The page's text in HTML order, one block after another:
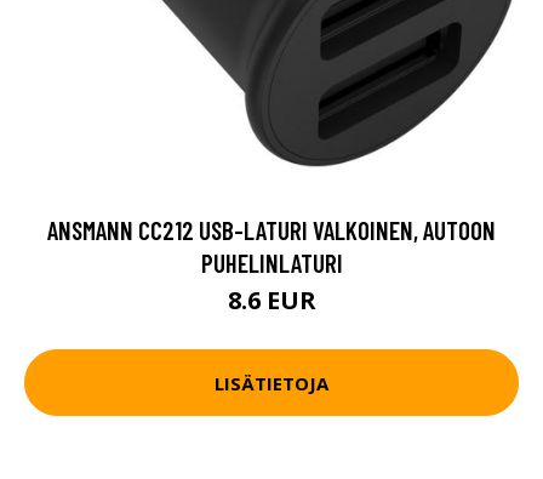
ANSMANN CC212 USB-LATURI VALKOINEN, AUTOON
PUHELINLATURI
8.6 EUR
LISÄTIETOJA